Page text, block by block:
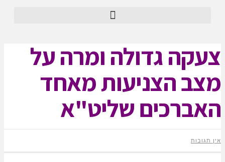
צעקה גדולה ומרה על
מצב הצניעות מאחד
האברכים שליט"א
אין תגובות